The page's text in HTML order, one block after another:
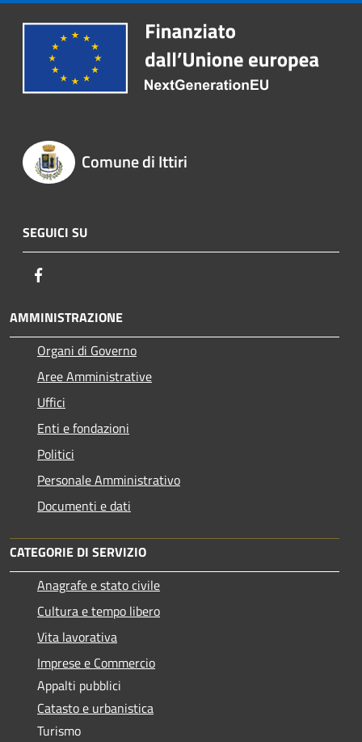
Comune di Ittiri
SEGUICI SU
AMMINISTRAZIONE
Organi di Governo
Aree Amministrative
Uffici
Enti e fondazioni
Politici
Personale Amministrativo
Documenti e dati
CATEGORIE DI SERVIZIO
Anagrafe e stato civile
Cultura e tempo libero
Vita lavorativa
Imprese e Commercio
Appalti pubblici
Catasto e urbanistica
Turismo